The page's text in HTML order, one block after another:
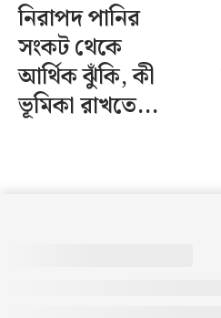
নিরাপদ পানির
সংকট থেকে
আর্থিক ঝুঁকি, কী
ভূমিকা রাখতে...